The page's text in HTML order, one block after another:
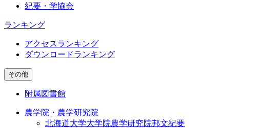
紀要・学協会
ランキング
アクセスランキング
ダウンロードランキング
その他
附属図書館
農学院・農学研究院
北海道大学大学院農学研究院邦文紀要